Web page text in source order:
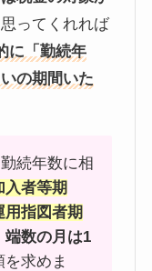
ってくれれば
に「勤続年
の期間いた
続年数に相
入者等期
用指図者期
端数の月は1
求めま